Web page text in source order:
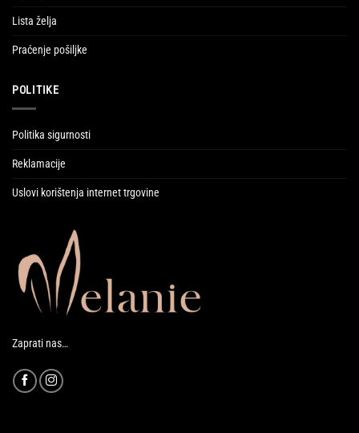
Lista želja
Praćenje pošiljke
POLITIKE
Politika sigurnosti
Reklamacije
Uslovi korištenja internet trgovine
Zaprati nas…